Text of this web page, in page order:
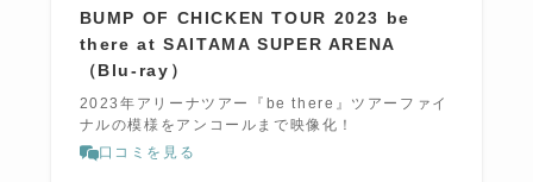
BUMP OF CHICKEN TOUR 2023 be
there at SAITAMA SUPER ARENA
（Blu-ray）
2023年アリーナツアー『be there』ツアーファイ
ナルの模様をアンコールまで映像化！
口コミを見る